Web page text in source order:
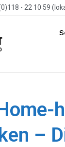
- 22 10 59
–